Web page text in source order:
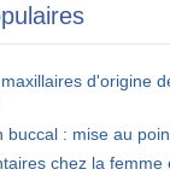
d'origine
buccal : mise au
chez la femme